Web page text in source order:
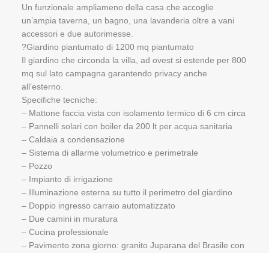
Un funzionale ampliameno della casa che accoglie
un’ampia taverna, un bagno, una lavanderia oltre a vani
accessori e due autorimesse.
?Giardino piantumato di 1200 mq piantumato
Il giardino che circonda la villa, ad ovest si estende per 800
mq sul lato campagna garantendo privacy anche
all’esterno.
Specifiche tecniche:
– Mattone faccia vista con isolamento termico di 6 cm circa
– Pannelli solari con boiler da 200 lt per acqua sanitaria
– Caldaia a condensazione
– Sistema di allarme volumetrico e perimetrale
– Pozzo
– Impianto di irrigazione
– Illuminazione esterna su tutto il perimetro del giardino
– Doppio ingresso carraio automatizzato
– Due camini in muratura
– Cucina professionale
– Pavimento zona giorno: granito Juparana del Brasile con